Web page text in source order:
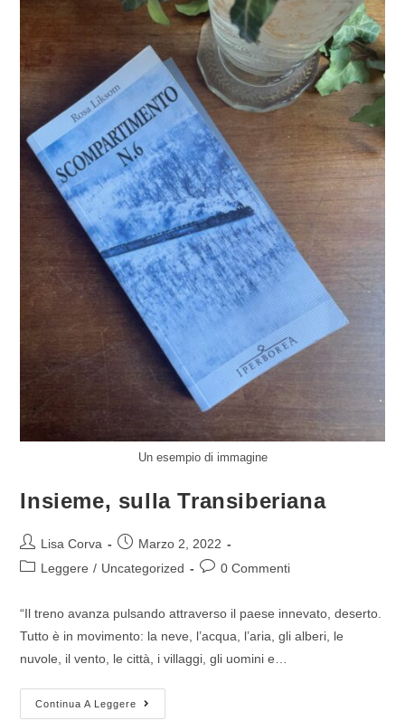
Un esempio di immagine
Insieme, sulla Transiberiana
Lisa Corva
Marzo 2, 2022
Leggere / Uncategorized 0 Commenti
“Il treno avanza pulsando attraverso il paese innevato, deserto.
Tutto è in movimento: la neve, l’acqua, l’aria, gli alberi, le
nuvole, il vento, le città, i villaggi, gli uomini e…
Continua A Leggere